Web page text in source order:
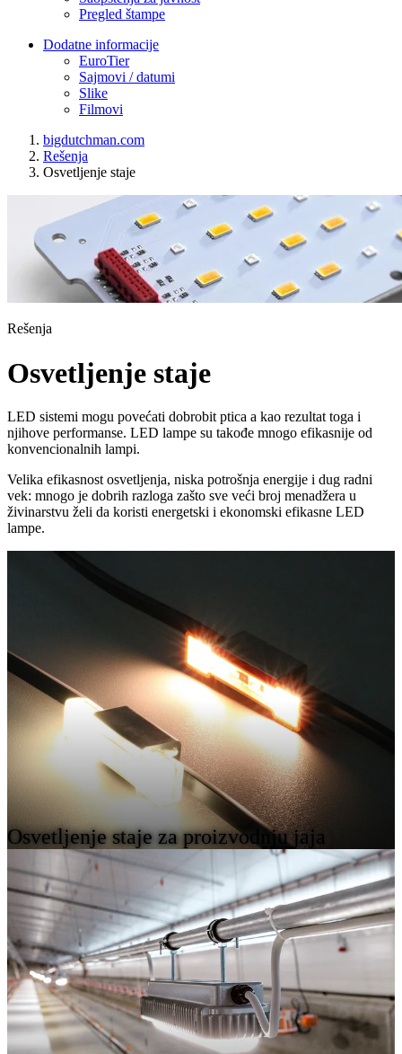
Pregled štampe
Dodatne informacije
EuroTier
Sajmovi / datumi
Slike
Filmovi
bigdutchman.com
Rešenja
Osvetljenje staje
Rešenja
Osvetljenje staje
LED sistemi mogu povećati dobrobit ptica a kao rezultat toga i
njihove performanse. LED lampe su takođe mnogo efikasnije od
konvencionalnih lampi.
Velika efikasnost osvetljenja, niska potrošnja energije i dug radni
vek: mnogo je dobrih razloga zašto sve veći broj menadžera u
živinarstvu želi da koristi energetski i ekonomski efikasne LED
lampe.
Osvetljenje staje za proizvodnju jaja